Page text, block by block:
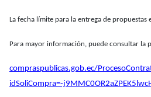
La fecha límite para la entrega de
Para mayor información, puede consultar la
compraspublicas.gob.ec/
idSoliCompra=-